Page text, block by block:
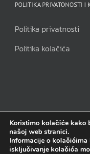
POLITIKA PRIVATONOSTI I
Politika privatnosti
Politika kolačića
Pink Pen j.d.o.o | Sva
Koristimo kolačiće kako
našoj web stranici.
Informacije o
isključivanje kolačića